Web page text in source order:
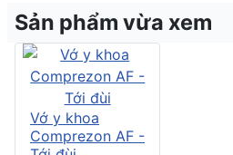
Sản phẩm vừa xem
Vớ y khoa
Comprezon AF -